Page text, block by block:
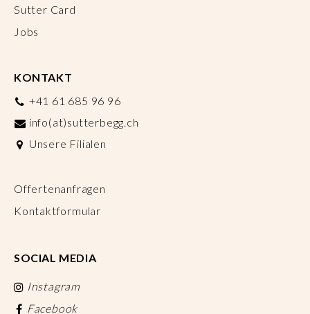
Sutter Card
Jobs
KONTAKT
+41 61 685 96 96
info(at)sutterbegg.ch
Unsere Filialen
Offertenanfragen
Kontaktformular
SOCIAL MEDIA
Instagram
Facebook